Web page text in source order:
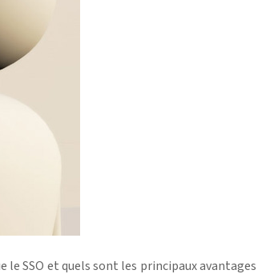
le SSO et quels sont les principaux avantages